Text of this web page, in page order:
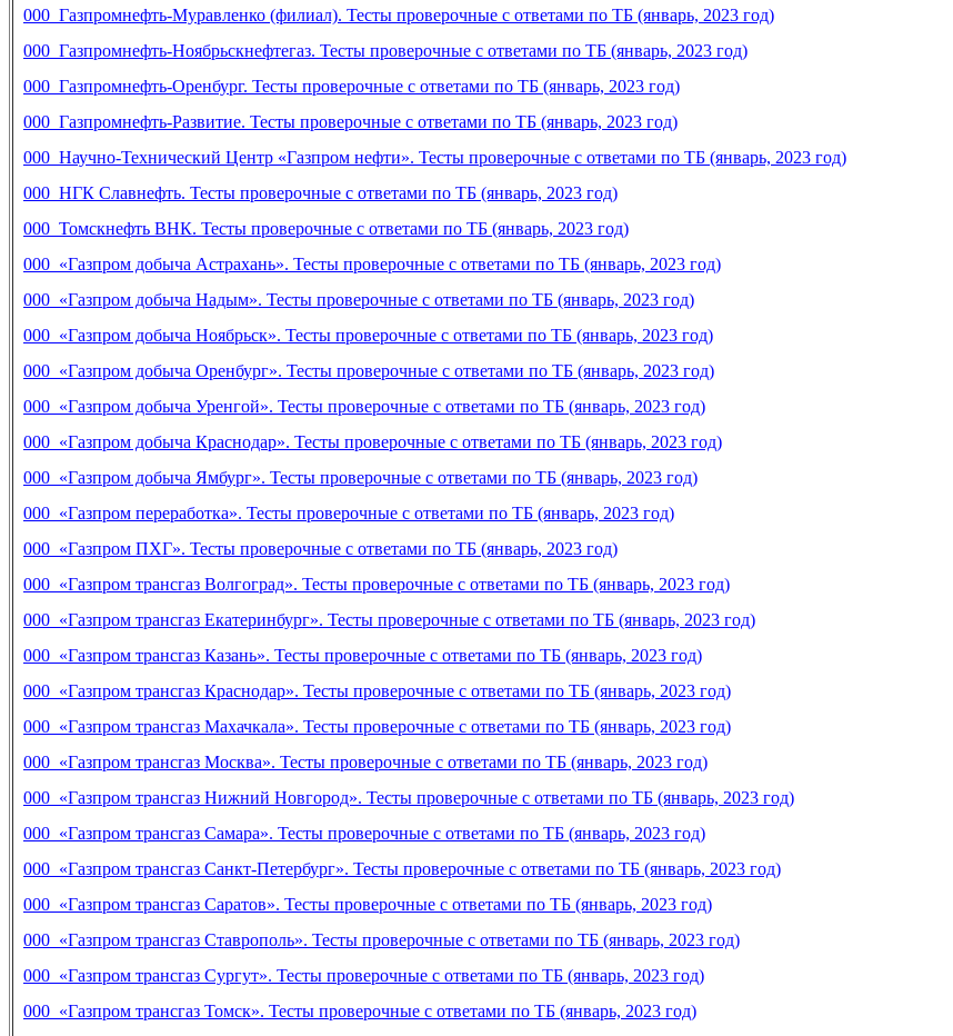
000 Газпромнефть-Муравленко (филиал). Тесты проверочные с ответами по ТБ (январь, 2023 год)
000 Газпромнефть-Ноябрьскнефтегаз. Тесты проверочные с ответами по ТБ (январь, 2023 год)
000 Газпромнефть-Оренбург. Тесты проверочные с ответами по ТБ (январь, 2023 год)
000 Газпромнефть-Развитие. Тесты проверочные с ответами по ТБ (январь, 2023 год)
000 Научно-Технический Центр «Газпром нефти». Тесты проверочные с ответами по ТБ (январь, 2023 год)
000 НГК Славнефть. Тесты проверочные с ответами по ТБ (январь, 2023 год)
000 Томскнефть ВНК. Тесты проверочные с ответами по ТБ (январь, 2023 год)
000 «Газпром добыча Астрахань». Тесты проверочные с ответами по ТБ (январь, 2023 год)
000 «Газпром добыча Надым». Тесты проверочные с ответами по ТБ (январь, 2023 год)
000 «Газпром добыча Ноябрьск». Тесты проверочные с ответами по ТБ (январь, 2023 год)
000 «Газпром добыча Оренбург». Тесты проверочные с ответами по ТБ (январь, 2023 год)
000 «Газпром добыча Уренгой». Тесты проверочные с ответами по ТБ (январь, 2023 год)
000 «Газпром добыча Краснодар». Тесты проверочные с ответами по ТБ (январь, 2023 год)
000 «Газпром добыча Ямбург». Тесты проверочные с ответами по ТБ (январь, 2023 год)
000 «Газпром переработка». Тесты проверочные с ответами по ТБ (январь, 2023 год)
000 «Газпром ПХГ». Тесты проверочные с ответами по ТБ (январь, 2023 год)
000 «Газпром трансгаз Волгоград». Тесты проверочные с ответами по ТБ (январь, 2023 год)
000 «Газпром трансгаз Екатеринбург». Тесты проверочные с ответами по ТБ (январь, 2023 год)
000 «Газпром трансгаз Казань». Тесты проверочные с ответами по ТБ (январь, 2023 год)
000 «Газпром трансгаз Краснодар». Тесты проверочные с ответами по ТБ (январь, 2023 год)
000 «Газпром трансгаз Махачкала». Тесты проверочные с ответами по ТБ (январь, 2023 год)
000 «Газпром трансгаз Москва». Тесты проверочные с ответами по ТБ (январь, 2023 год)
000 «Газпром трансгаз Нижний Новгород». Тесты проверочные с ответами по ТБ (январь, 2023 год)
000 «Газпром трансгаз Самара». Тесты проверочные с ответами по ТБ (январь, 2023 год)
000 «Газпром трансгаз Санкт-Петербург». Тесты проверочные с ответами по ТБ (январь, 2023 год)
000 «Газпром трансгаз Саратов». Тесты проверочные с ответами по ТБ (январь, 2023 год)
000 «Газпром трансгаз Ставрополь». Тесты проверочные с ответами по ТБ (январь, 2023 год)
000 «Газпром трансгаз Сургут». Тесты проверочные с ответами по ТБ (январь, 2023 год)
000 «Газпром трансгаз Томск». Тесты проверочные с ответами по ТБ (январь, 2023 год)